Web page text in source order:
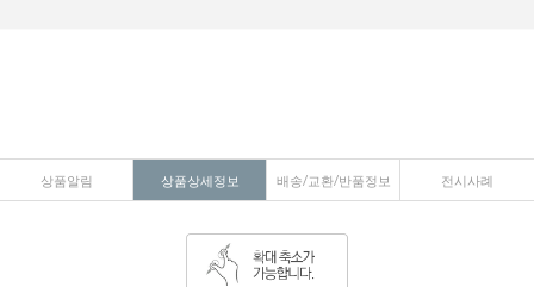
상품알림 상품상세정보 배송/교환/반품정보 전시사례